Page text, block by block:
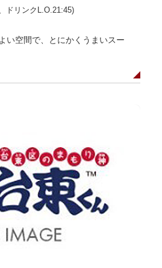
ドリンクL.O.21:45)
空間で、とにかくうまいスー